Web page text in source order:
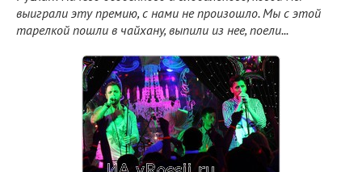
выиграли эту премию, с нами не произошло. Мы с этой
тарелкой пошли в чайхану, выпили из нее, поели...